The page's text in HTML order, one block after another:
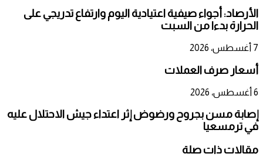
الأرصاد: أجواء صيفية اعتيادية اليوم وارتفاع تدريجي على
الحرارة بدءا من السبت
7 أغسطس، 2026
أسعار صرف العملات
6 أغسطس، 2026
إصابة مسن بجروح ورضوض إثر اعتداء جيش الاحتلال عليه
في ترمسعيا
مقالات ذات صلة